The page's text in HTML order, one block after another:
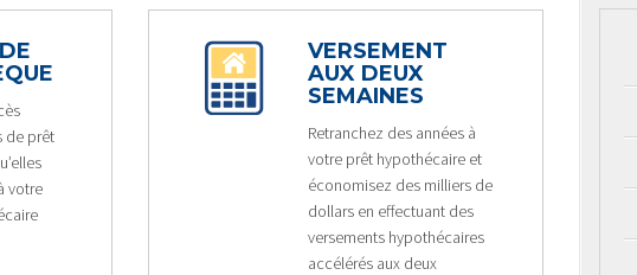
de prêt
votre
VERSEMENT
AUX DEUX
SEMAINES
Retranchez des années à
votre prêt hypothécaire et
économisez des milliers de
dollars en effectuant des
versements hypothécaires
accélérés aux deux